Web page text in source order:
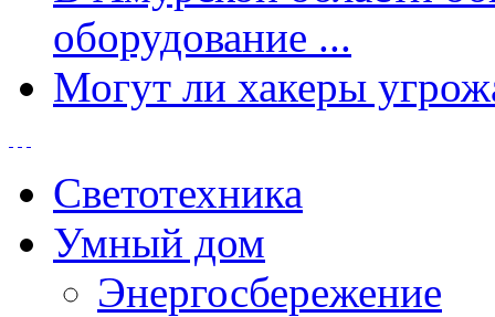
оборудование ...
Могут ли хакеры
Светотехника
Умный дом
Энергосбережение